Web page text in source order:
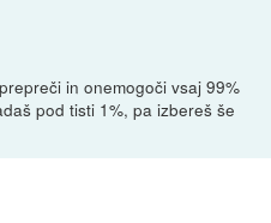
in onemogoči vsaj 99%
pod tisti 1%, pa izbereš še